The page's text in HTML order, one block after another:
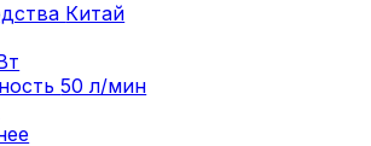
Китай
50 л/мин